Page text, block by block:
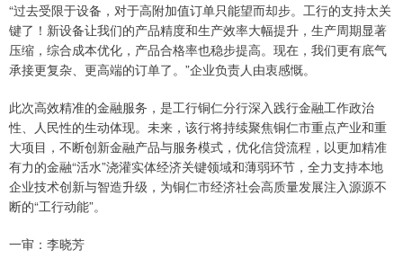
“过去受限于设备，对于高附加值订单只能望而却步。工行的支持太关
键了！新设备让我们的产品精度和生产效率大幅提升，生产周期显著
压缩，综合成本优化，产品合格率也稳步提高。现在，我们更有底气
承接更复杂、更高端的订单了。”企业负责人由衷感慨。
此次高效精准的金融服务，是工行铜仁分行深入践行金融工作政治
性、人民性的生动体现。未来，该行将持续聚焦铜仁市重点产业和重
大项目，不断创新金融产品与服务模式，优化信贷流程，以更加精准
有力的金融“活水”浇灌实体经济关键领域和薄弱环节，全力支持本地
企业技术创新与智造升级，为铜仁市经济社会高质量发展注入源源不
断的“工行动能”。
一审：李晓芳